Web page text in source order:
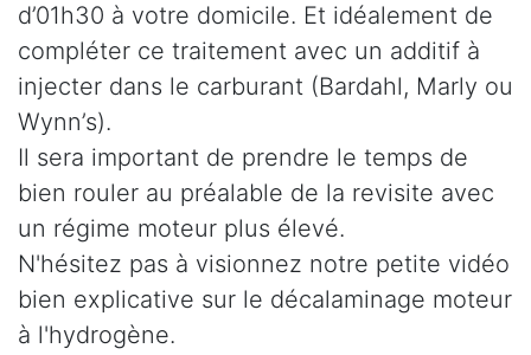
d’01h30 à votre domicile. Et idéalement de
compléter ce traitement avec un additif à
injecter dans le carburant (Bardahl, Marly ou
Wynn’s).
Il sera important de prendre le temps de
bien rouler au préalable de la revisite avec
un régime moteur plus élevé.
N'hésitez pas à visionnez notre petite vidéo
bien explicative sur le décalaminage moteur
à l'hydrogène.